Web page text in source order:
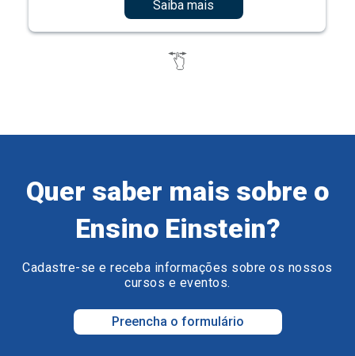
Saiba mais
Quer saber mais sobre o
Ensino Einstein?
Cadastre-se e receba informações sobre os nossos
cursos e eventos.
Preencha o formulário